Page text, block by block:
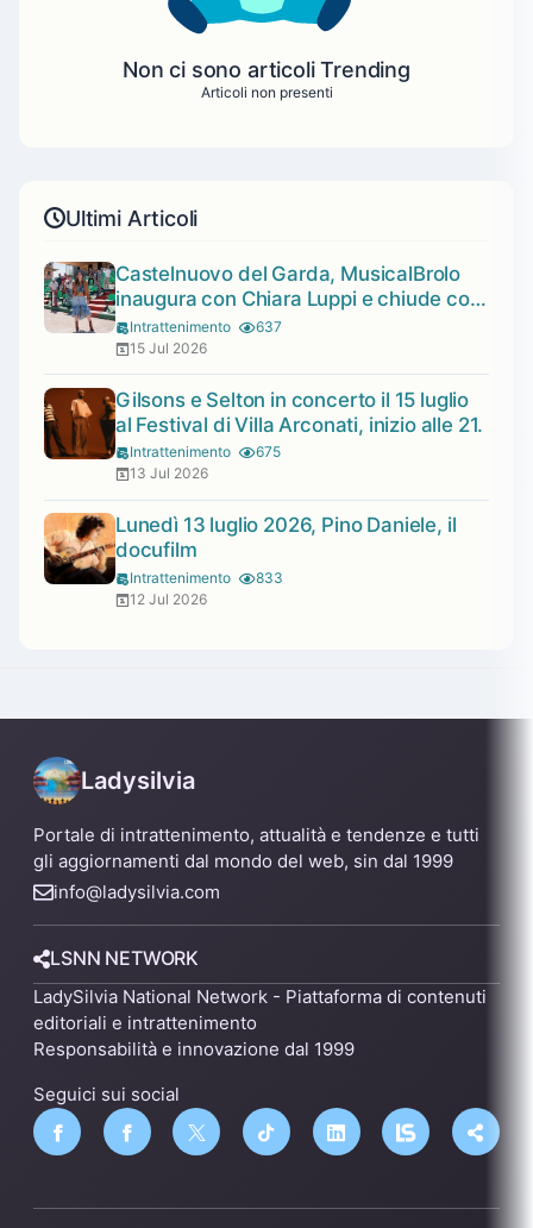
Non ci sono articoli Trending
Articoli non presenti
Ultimi Articoli
Castelnuovo del Garda, MusicalBrolo
inaugura con Chiara Luppi e chiude con
Ottovolante
Intrattenimento
637
15 Jul 2026
Gilsons e Selton in concerto il 15 luglio
al Festival di Villa Arconati, inizio alle 21.
Intrattenimento
675
13 Jul 2026
Lunedì 13 luglio 2026, Pino Daniele, il
docufilm
Intrattenimento
833
12 Jul 2026
Ladysilvia
Portale di intrattenimento, attualità e tendenze e tutti
gli aggiornamenti dal mondo del web, sin dal 1999
info@ladysilvia.com
LSNN NETWORK
LadySilvia National Network - Piattaforma di contenuti
editoriali e intrattenimento
Responsabilità e innovazione dal 1999
Seguici sui social